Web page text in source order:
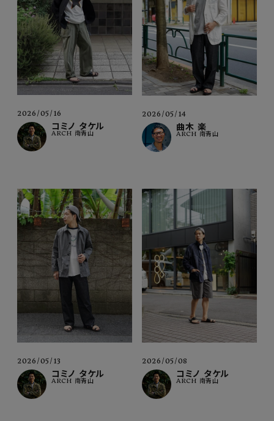
2026/05/16
コミノ タケル
ARCH 南青山
2026/05/14
曲木 楽
ARCH 南青山
2026/05/13
コミノ タケル
ARCH 南青山
2026/05/08
コミノ タケル
ARCH 南青山